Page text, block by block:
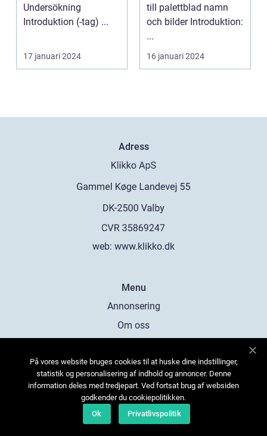
Undersökning
Introduktion (-tag) ...
17 januari 2024
till palettblad namn
och bilder Introduktion:
...
16 januari 2024
Adress
web: www.klikko.dk
Menu
Annonsering
Om oss
Kontakta oss
Sitemap
På vores website bruges cookies til at huske dine indstillinger,
statistik og personalisering af indhold og annoncer. Denne
information deles med tredjepart. Ved fortsat brug af websiden
godkender du cookiepolitikken.
Ok
Privatlivspolitik